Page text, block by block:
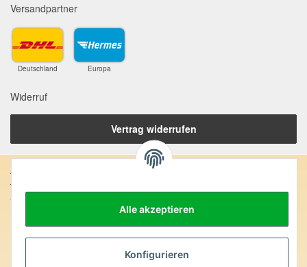
Alle akzeptieren
Konfigurieren
Versandpartner
Deutschland Europa
Widerruf
Vertrag widerrufen
Anschrift:
SteinZeitOase
Uhlandstr. 7
D-75391 Gechingen